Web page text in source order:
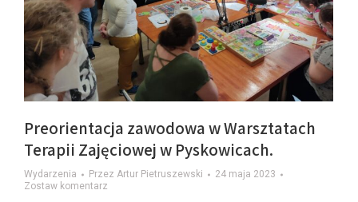
Preorientacja zawodowa w Warsztatach
Terapii Zajęciowej w Pyskowicach.
Wydarzenia Przez Artur Pietruszewski
24 maja 2023
Zostaw komentarz